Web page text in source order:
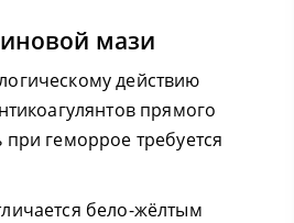
мази
действию
прямого
геморрое требуется
бело-жёлтым